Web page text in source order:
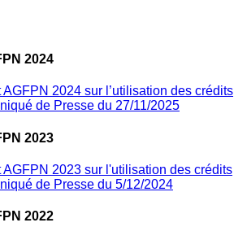
2024
AGFPN 2024 sur l’utilisation des crédits
de Presse du 27/11/2025
2023
AGFPN 2023 sur l'utilisation des crédits
de Presse du 5/12/2024
2022